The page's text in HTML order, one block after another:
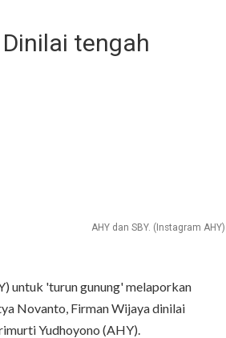
tengah
AHY dan SBY. (Instagram AHY)
untuk 'turun gunung' melaporkan
Novanto, Firman Wijaya dinilai
Yudhoyono (AHY).